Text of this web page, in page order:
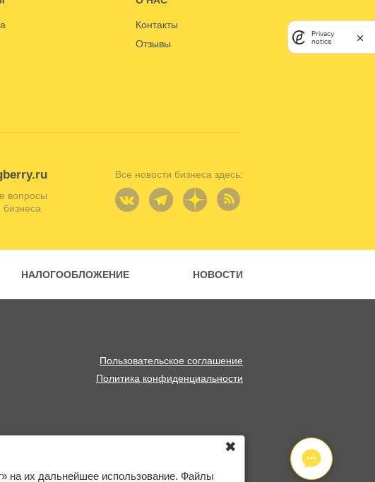
Контакты
Отзывы
вопросы
бизнеса
Все новости бизнеса здесь:
НАЛОГООБЛОЖЕНИЕ НОВОСТИ
Пользовательское соглашение
Политика конфиденциальности
на их дальнейшее использование. Файлы
✖
Privacy
notice